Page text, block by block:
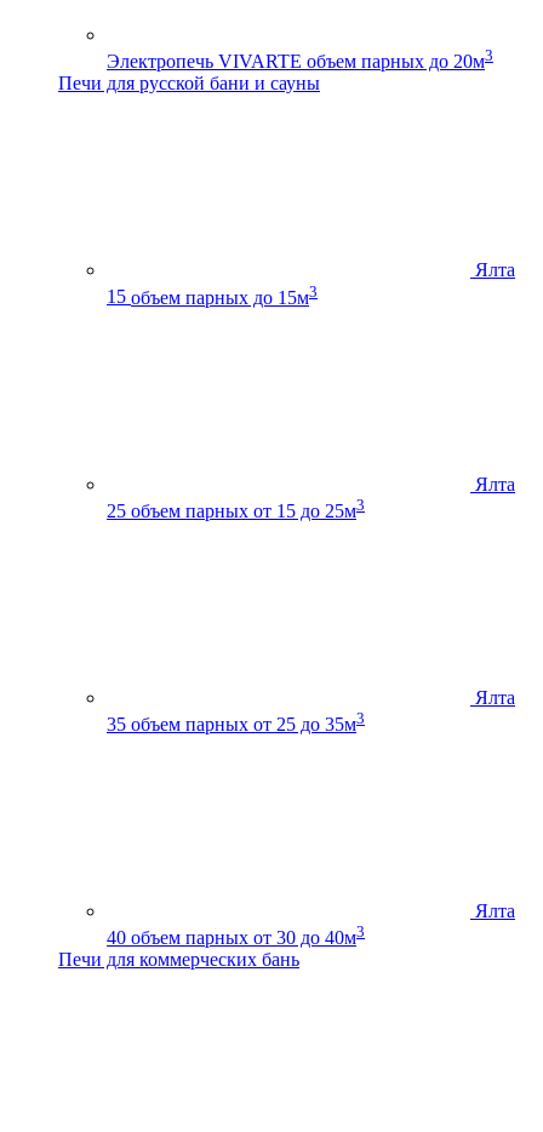
Электропечь VIVARTE объем парных до 20м3
Печи для русской бани и сауны
Ялта
15 объем парных до 15м3
Ялта
25 объем парных от 15 до 25м3
Ялта
35 объем парных от 25 до 35м3
Ялта
40 объем парных от 30 до 40м3
Печи для коммерческих бань